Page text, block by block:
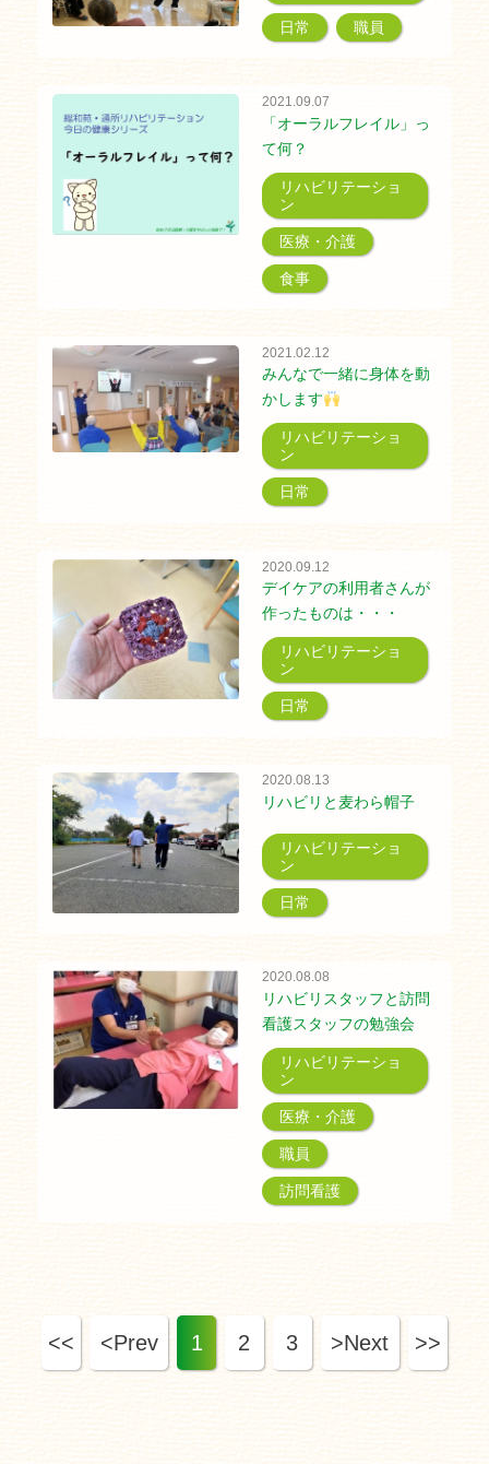
日常 職員
2021.09.07
「オーラルフレイル」っ
て何？
リハビリテーショ
ン
医療・介護
食事
2021.02.12
みんなで一緒に身体を動
かします
リハビリテーショ
ン
日常
2020.09.12
デイケアの利用者さんが
作ったものは・・・
リハビリテーショ
ン
日常
2020.08.13
リハビリと麦わら帽子
リハビリテーショ
ン
日常
2020.08.08
リハビリスタッフと訪問
看護スタッフの勉強会
リハビリテーショ
ン
医療・介護
職員
訪問看護
<< <Prev 1 2 3 >Next >>